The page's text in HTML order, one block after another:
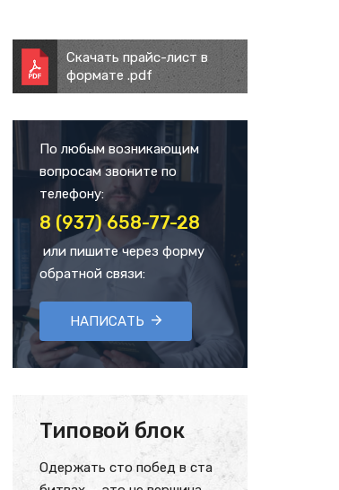
Скачать прайс-лист в
формате .pdf
По любым возникающим
вопросам звоните по
телефону:
8 (937) 658-77-28
или пишите через форму
обратной связи:
НАПИСАТЬ
Типовой блок
Одержать сто побед в ста